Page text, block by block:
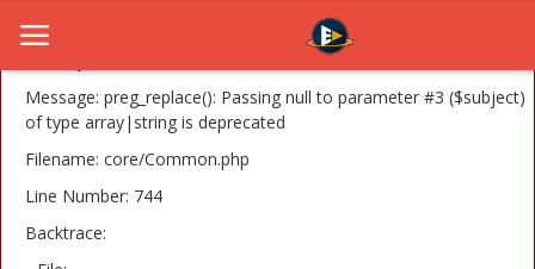
A PHP Error was encountered
Message: preg_replace(): Passing null to parameter #3 ($subject)
of type array|string is deprecated
Filename: core/Common.php
Line Number: 744
Backtrace:
Home